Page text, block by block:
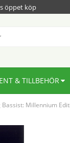
öppet köp
& TILLBEHÖR
Bassist: Millennium